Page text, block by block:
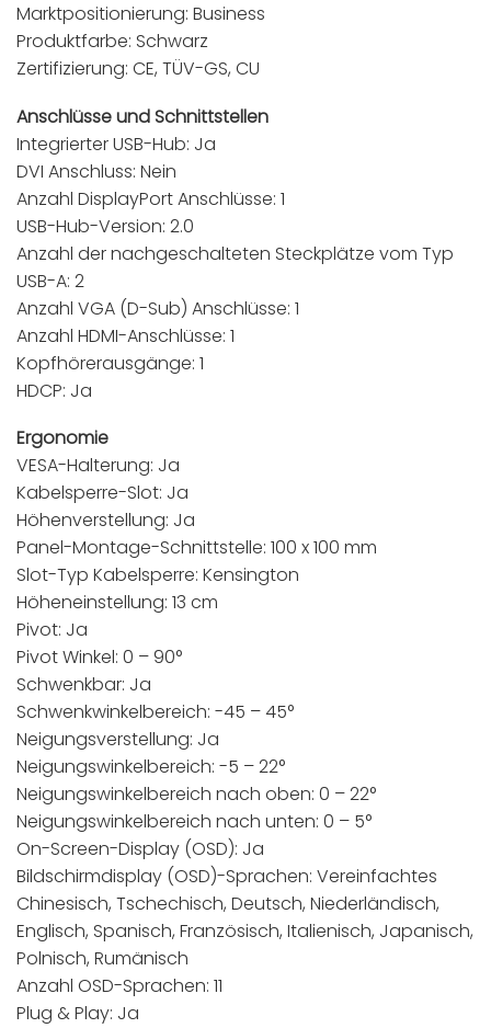
Marktpositionierung: Business
Produktfarbe: Schwarz
Zertifizierung: CE, TÜV-GS, CU
Anschlüsse und Schnittstellen
Integrierter USB-Hub: Ja
DVI Anschluss: Nein
Anzahl DisplayPort Anschlüsse: 1
USB-Hub-Version: 2.0
Anzahl der nachgeschalteten Steckplätze vom Typ
USB-A: 2
Anzahl VGA (D-Sub) Anschlüsse: 1
Anzahl HDMI-Anschlüsse: 1
Kopfhörerausgänge: 1
HDCP: Ja
Ergonomie
VESA-Halterung: Ja
Kabelsperre-Slot: Ja
Höhenverstellung: Ja
Panel-Montage-Schnittstelle: 100 x 100 mm
Slot-Typ Kabelsperre: Kensington
Höheneinstellung: 13 cm
Pivot: Ja
Pivot Winkel: 0 – 90°
Schwenkbar: Ja
Schwenkwinkelbereich: -45 – 45°
Neigungsverstellung: Ja
Neigungswinkelbereich: -5 – 22°
Neigungswinkelbereich nach oben: 0 – 22°
Neigungswinkelbereich nach unten: 0 – 5°
On-Screen-Display (OSD): Ja
Bildschirmdisplay (OSD)-Sprachen: Vereinfachtes
Chinesisch, Tschechisch, Deutsch, Niederländisch,
Englisch, Spanisch, Französisch, Italienisch, Japanisch,
Polnisch, Rumänisch
Anzahl OSD-Sprachen: 11
Plug & Play: Ja